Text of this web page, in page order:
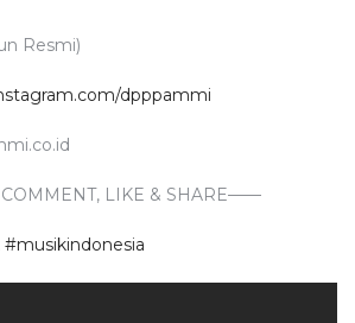
Resmi)
dpppammi
LIKE & SHARE——
#musikindonesia